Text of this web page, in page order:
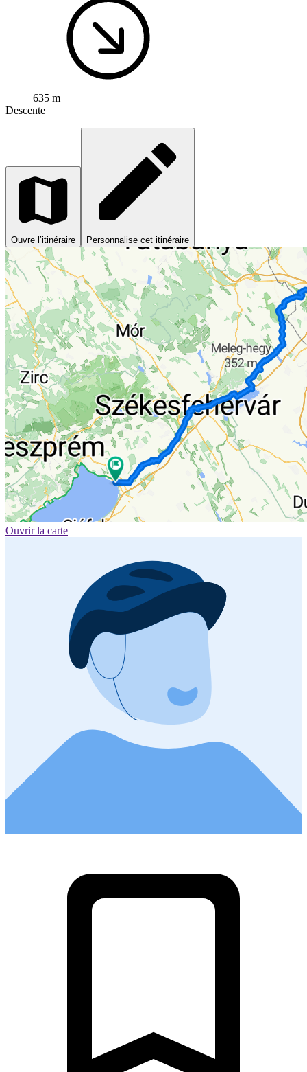
635 m
Descente
Ouvre l’itinéraire Personnalise cet itinéraire
Ouvrir la carte